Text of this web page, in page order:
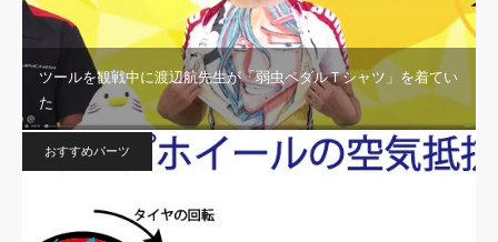
ツールを観戦中に渡辺航先生が「弱虫ペダルＴシャツ」を着てい
た
おすすめパーツ